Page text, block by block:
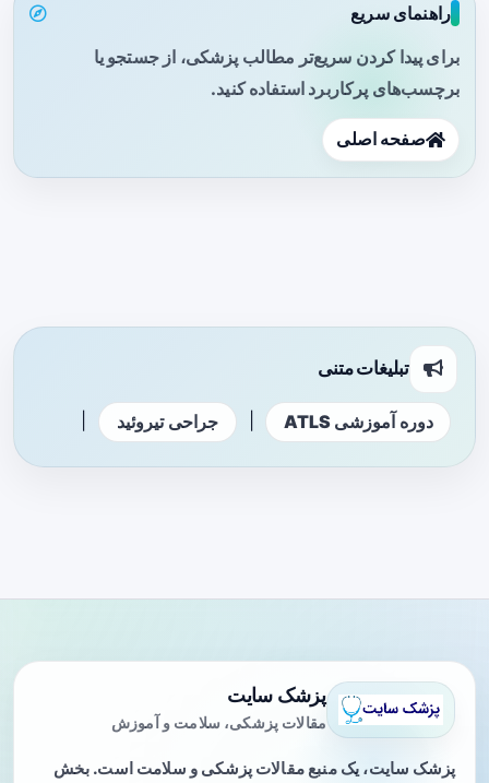
راهنمای سریع
برای پیدا کردن سریع‌تر مطالب پزشکی، از جستجو یا
برچسب‌های پرکاربرد استفاده کنید.
صفحه اصلی
تبلیغات متنی
دوره آموزشی ATLS جراحی تیروئید
پزشک سایت
مقالات پزشکی، سلامت و آموزش
پزشک سایت، یک منبع مقالات پزشکی و سلامت است. بخش